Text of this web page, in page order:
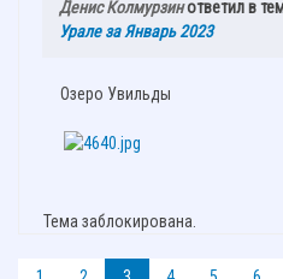
Денис Колмурзинответил в
Урале за Январь 2023
Озеро Увильды
Тема заблокирована.